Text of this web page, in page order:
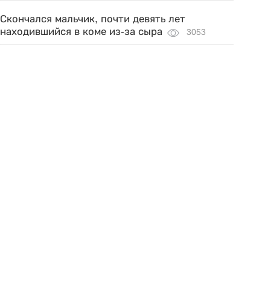
Скончался мальчик, почти девять лет
находившийся в коме из-за сыра
3053